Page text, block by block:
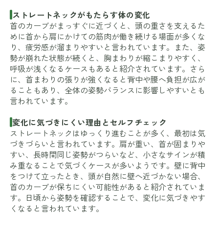
ストレートネックがもたらす体の変化
首のカーブがまっすぐに近づくと、頭の重さを支えるた
めに首から肩にかけての筋肉が働き続ける場面が多くな
り、疲労感が溜まりやすいと言われています。また、姿
勢が崩れた状態が続くと、胸まわりが縮こまりやすく、
呼吸が浅くなるケースもあると紹介されています。さら
に、首まわりの張りが強くなると背中や腰へ負担が広が
ることもあり、全体の姿勢バランスに影響しやすいとも
言われています。
変化に気づきにくい理由とセルフチェック
ストレートネックはゆっくり進むことが多く、最初は気
づきづらいと言われています。肩が重い、首が固まりや
すい、長時間同じ姿勢がつらいなど、小さなサインが積
み重なることで気づくケースが多いようです。壁に背中
をつけて立ったとき、頭が自然に壁へ近づかない場合、
首のカーブが保ちにくい可能性があると紹介されていま
す。日頃から姿勢を確認することで、変化に気づきやす
くなると言われています。